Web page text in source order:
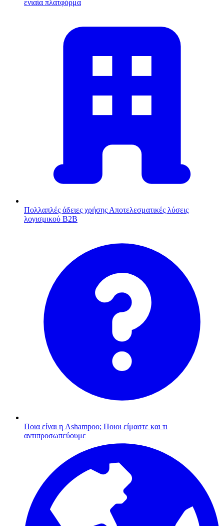
ενιαία πλατφόρμα
Πολλαπλές άδειες χρήσης Αποτελεσματικές λύσεις
λογισμικού B2B
Ποια είναι η Ashampoo; Ποιοι είμαστε και τι
αντιπροσωπεύουμε